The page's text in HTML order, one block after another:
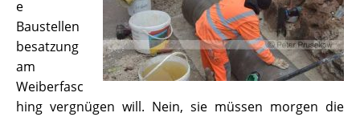
e
Baustellen
besatzung
am
Weiberfasc
hing vergnügen will. Nein, sie müssen morgen die